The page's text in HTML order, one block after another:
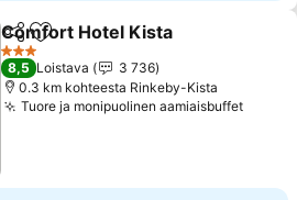
Jaa Lisää suosikkeihin
Comfort Hotel Kista
3 Tähtiluokitus
8,5 Loistava
3 736
0.3 km kohteesta Rinkeby-Kista
Tuore ja monipuolinen aamiaisbuffet